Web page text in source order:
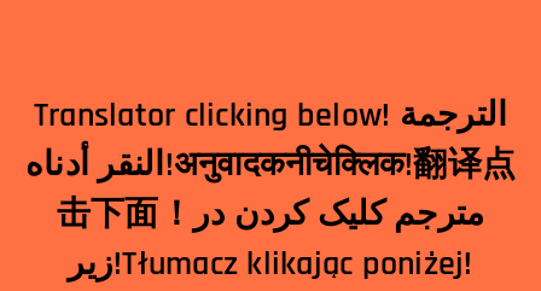
Translator clicking below! الترجمة
النقر أدناه!अनुवादकनीचेक्लिक!翻译点
击下面！مترجم کلیک کردن در
زیر!Tłumacz klikając poniżej!